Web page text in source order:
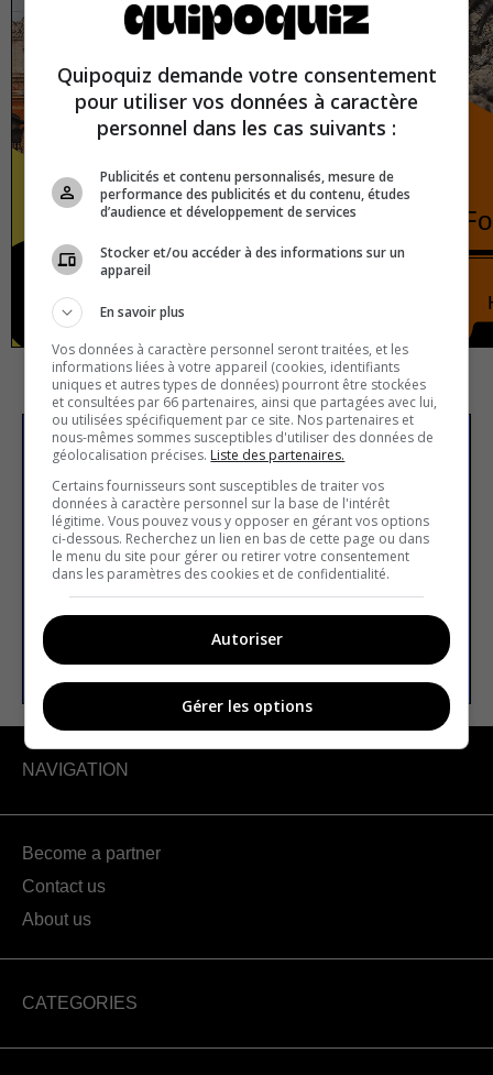
European capitals
Europe
Subscribe to our
newsletter
Email address
SUBSCRIBE
NAVIGATION
Become a partner
Contact us
About us
CATEGORIES
Quipoquiz demande votre consentement
pour utiliser vos données à caractère
personnel dans les cas suivants :
Publicités et contenu personnalisés, mesure de
performance des publicités et du contenu, études
d’audience et développement de services
Stocker et/ou accéder à des informations sur un
appareil
En savoir plus
Vos données à caractère personnel seront traitées, et les
informations liées à votre appareil (cookies, identifiants
uniques et autres types de données) pourront être stockées
et consultées par 66 partenaires, ainsi que partagées avec lui,
ou utilisées spécifiquement par ce site. Nos partenaires et
nous-mêmes sommes susceptibles d'utiliser des données de
géolocalisation précises. Liste des partenaires.
Certains fournisseurs sont susceptibles de traiter vos
données à caractère personnel sur la base de l'intérêt
légitime. Vous pouvez vous y opposer en gérant vos options
ci-dessous. Recherchez un lien en bas de cette page ou dans
le menu du site pour gérer ou retirer votre consentement
dans les paramètres des cookies et de confidentialité.
Autoriser
Gérer les options